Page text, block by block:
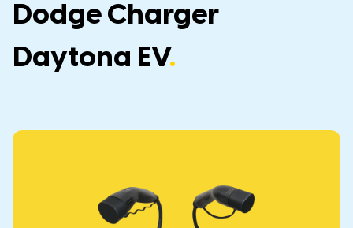
Dodge Charger
Daytona EV.